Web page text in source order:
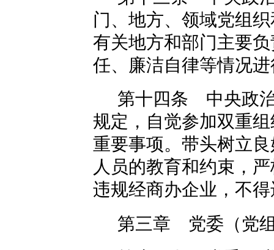
门、地方、领域党组
有关地方和部门主要
任、廉洁自律等情况
第十四条 中央政
规定，自觉参加双重
重要事项。带头树立
人员的教育和约束，
违规经商办企业，不
第三章 党委（党